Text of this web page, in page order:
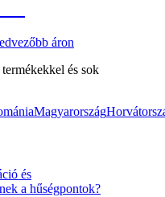
áron
és sok
Magyarország
és
a hűségpontok?